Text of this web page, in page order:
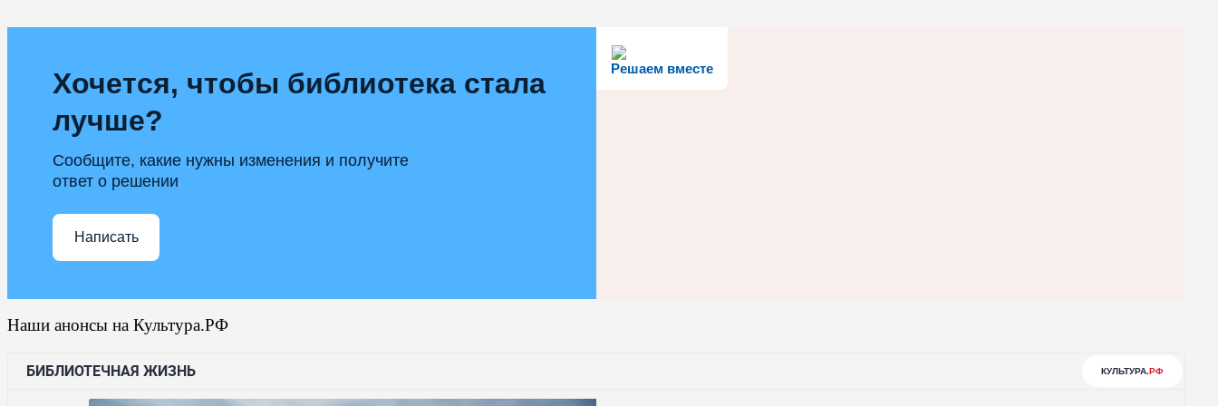
Решаем вместе
Хочется, чтобы библиотека стала
лучше?
Сообщите, какие нужны изменения и получите
ответ о решении
Написать
Наши анонсы на Культура.РФ